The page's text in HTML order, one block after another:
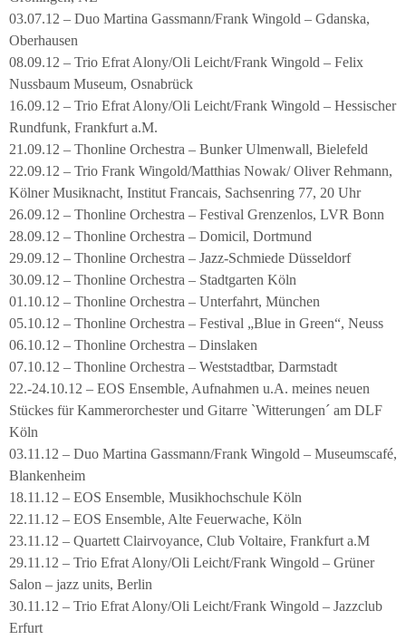
03.07.12 – Duo Martina Gassmann/Frank Wingold – Gdanska,
Oberhausen
08.09.12 – Trio Efrat Alony/Oli Leicht/Frank Wingold – Felix
Nussbaum Museum, Osnabrück
16.09.12 – Trio Efrat Alony/Oli Leicht/Frank Wingold – Hessischer
Rundfunk, Frankfurt a.M.
21.09.12 – Thonline Orchestra – Bunker Ulmenwall, Bielefeld
22.09.12 – Trio Frank Wingold/Matthias Nowak/ Oliver Rehmann,
Kölner Musiknacht, Institut Francais, Sachsenring 77, 20 Uhr
26.09.12 – Thonline Orchestra – Festival Grenzenlos, LVR Bonn
28.09.12 – Thonline Orchestra – Domicil, Dortmund
29.09.12 – Thonline Orchestra – Jazz-Schmiede Düsseldorf
30.09.12 – Thonline Orchestra – Stadtgarten Köln
01.10.12 – Thonline Orchestra – Unterfahrt, München
05.10.12 – Thonline Orchestra – Festival „Blue in Green“, Neuss
06.10.12 – Thonline Orchestra – Dinslaken
07.10.12 – Thonline Orchestra – Weststadtbar, Darmstadt
22.-24.10.12 – EOS Ensemble, Aufnahmen u.A. meines neuen
Stückes für Kammerorchester und Gitarre `Witterungen´ am DLF
Köln
03.11.12 – Duo Martina Gassmann/Frank Wingold – Museumscafé,
Blankenheim
18.11.12 – EOS Ensemble, Musikhochschule Köln
22.11.12 – EOS Ensemble, Alte Feuerwache, Köln
23.11.12 – Quartett Clairvoyance, Club Voltaire, Frankfurt a.M
29.11.12 – Trio Efrat Alony/Oli Leicht/Frank Wingold – Grüner
Salon – jazz units, Berlin
30.11.12 – Trio Efrat Alony/Oli Leicht/Frank Wingold – Jazzclub
Erfurt